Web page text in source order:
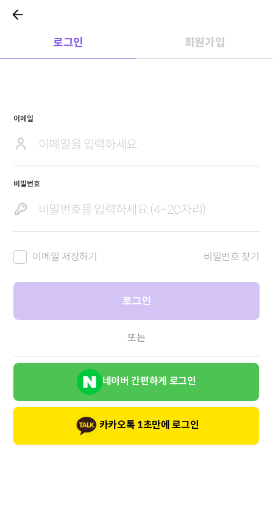
로그인 회원가입
이메일
비밀번호
이메일 저장하기 비밀번호 찾기
로그인
또는
네이버 간편하게 로그인
카카오톡 1초만에 로그인